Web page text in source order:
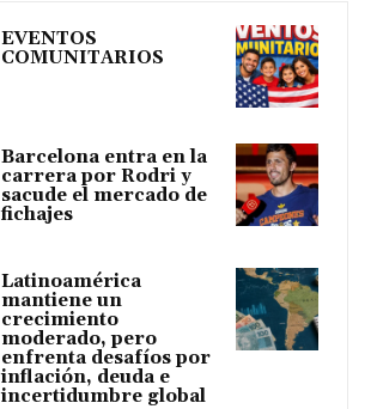
EVENTOS
COMUNITARIOS
Barcelona entra en la
carrera por Rodri y
sacude el mercado de
fichajes
Latinoamérica
mantiene un
crecimiento
moderado, pero
enfrenta desafíos por
inflación, deuda e
incertidumbre global